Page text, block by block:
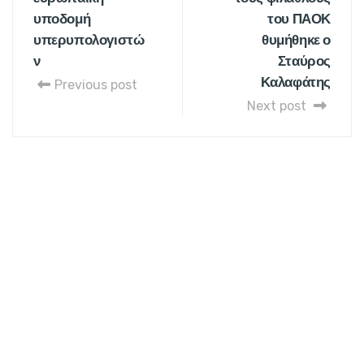
υποδομή
υπερυπολογιστώ
ν
Previous post
του ΠΑΟΚ
θυμήθηκε ο
Σταύρος
Καλαφάτης
Next post